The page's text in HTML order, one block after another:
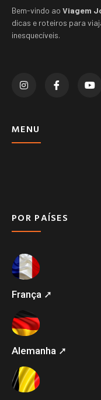
Bem-vindo ao Viagem
dicas e roteiros para
inesquecíveis.
MENU
POR PAÍSES
França ➚
Alemanha ➚